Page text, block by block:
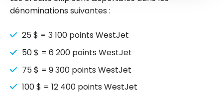
dénominations suivantes :
25 $ = 3 100 points WestJet
50 $ = 6 200 points WestJet
75 $ = 9 300 points WestJet
100 $ = 12 400 points WestJet